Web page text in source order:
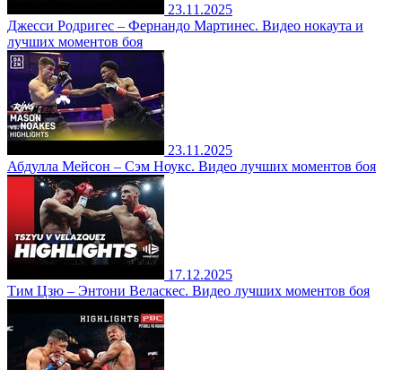
23.11.2025
Джесси Родригес – Фернандо Мартинес. Видео нокаута и
лучших моментов боя
23.11.2025
Абдулла Мейсон – Сэм Ноукс. Видео лучших моментов боя
17.12.2025
Тим Цзю – Энтони Веласкес. Видео лучших моментов боя